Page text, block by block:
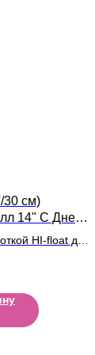
см)
14" С Днем
HI-float для